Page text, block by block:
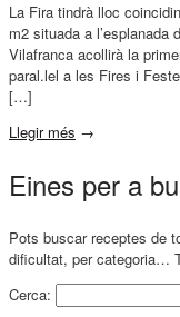
La Fira tindrà lloc
m2 situada a l’esplanada
Vilafranca acollirà la
paral.lel a les Fires i
[…]
Llegir més →
Eines per a
Pots buscar receptes de
dificultat, per categoria…
Cerca: